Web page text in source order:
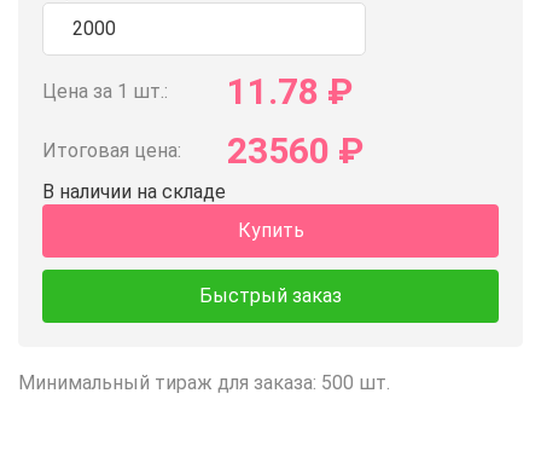
Цена за 1 шт.: 11.78 ₽
Итоговая цена: 23560 ₽
В наличии на складе
Купить
Быстрый заказ
Минимальный тираж для заказа: 500 шт.